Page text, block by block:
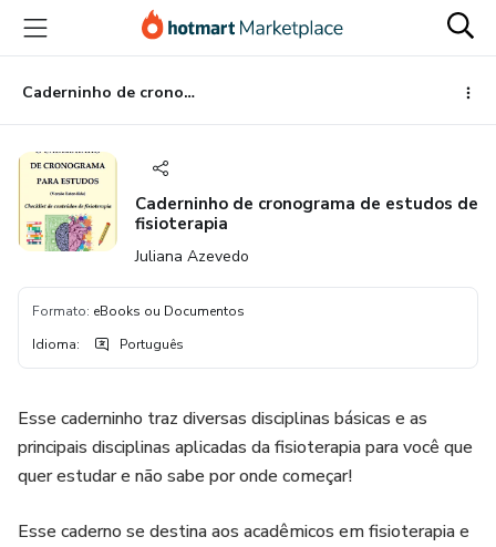
para
conteúdo
principal
para
pagamento
para
rodapé
Caderninho de cronograma de estudos de fisioterapia
Caderninho de cronograma de estudos de
fisioterapia
Juliana Azevedo
Formato: eBooks ou Documentos
Idioma: Português
Esse caderninho traz diversas disciplinas básicas e as
principais disciplinas aplicadas da fisioterapia para você que
quer estudar e não sabe por onde começar!
Esse caderno se destina aos acadêmicos em fisioterapia e